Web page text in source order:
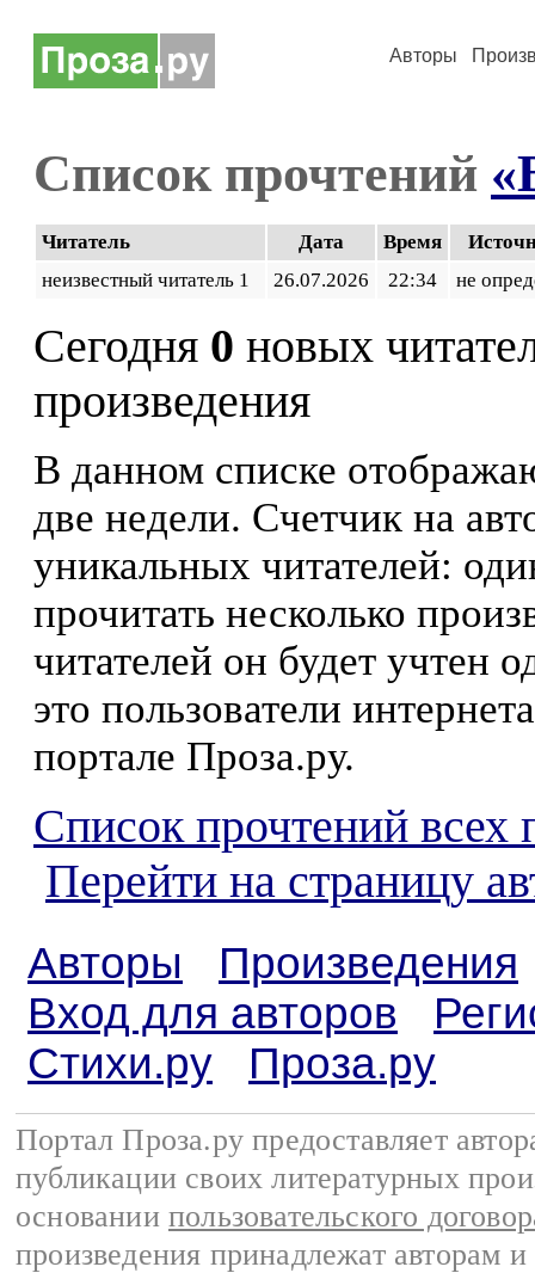
Авторы
Список прочтений
Читатель Дата Время
неизвестный читатель 1
26.07.2026 22:34 не
Сегодня 0 новых
произведения
В данном списке
две недели. Счетчик на
уникальных читателей:
прочитать несколько
читателей он будет учтен
это пользователи
портале Проза.ру.
Список прочтений всех
Перейти на страницу
Авторы
Произведения
Вход для авторов
Стихи.ру
Проза.ру
Портал Проза.ру предоставляет
публикации своих литературных
основании пользовательского
произведения принадлежат авторам